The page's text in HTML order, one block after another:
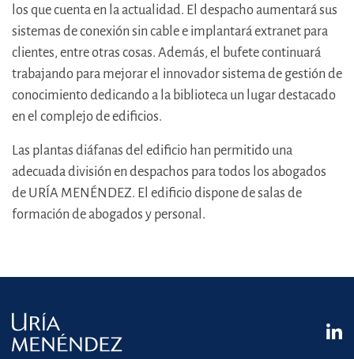
los que cuenta en la actualidad. El despacho aumentará sus
sistemas de conexión sin cable e implantará extranet para
clientes, entre otras cosas. Además, el bufete continuará
trabajando para mejorar el innovador sistema de gestión de
conocimiento dedicando a la biblioteca un lugar destacado
en el complejo de edificios.
Las plantas diáfanas del edificio han permitido una
adecuada división en despachos para todos los abogados
de URÍA MENÉNDEZ. El edificio dispone de salas de
formación de abogados y personal.